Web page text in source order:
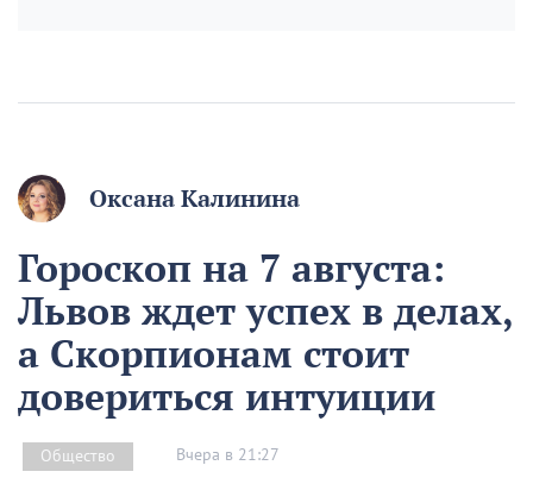
Оксана Калинина
Гороскоп на 7 августа:
Львов ждет успех в делах,
а Скорпионам стоит
довериться интуиции
Общество Вчера в 21:27